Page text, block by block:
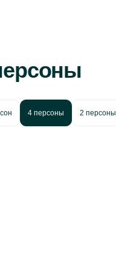
4 персоны 2 персоны